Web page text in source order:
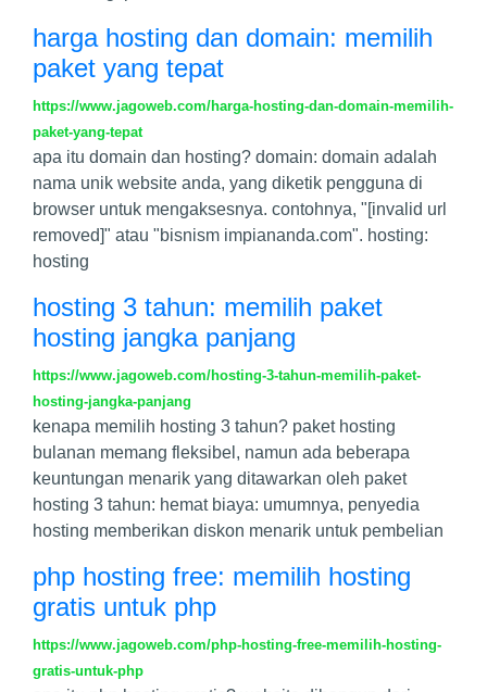
harga hosting dan domain: memilih
paket yang tepat
https://www.jagoweb.com/harga-hosting-dan-domain-memilih-
paket-yang-tepat
apa itu domain dan hosting? domain: domain adalah
nama unik website anda, yang diketik pengguna di
browser untuk mengaksesnya. contohnya, "[invalid url
removed]" atau "bisnism impiananda.com". hosting:
hosting
hosting 3 tahun: memilih paket
hosting jangka panjang
https://www.jagoweb.com/hosting-3-tahun-memilih-paket-
hosting-jangka-panjang
kenapa memilih hosting 3 tahun? paket hosting
bulanan memang fleksibel, namun ada beberapa
keuntungan menarik yang ditawarkan oleh paket
hosting 3 tahun: hemat biaya: umumnya, penyedia
hosting memberikan diskon menarik untuk pembelian
php hosting free: memilih hosting
gratis untuk php
https://www.jagoweb.com/php-hosting-free-memilih-hosting-
gratis-untuk-php